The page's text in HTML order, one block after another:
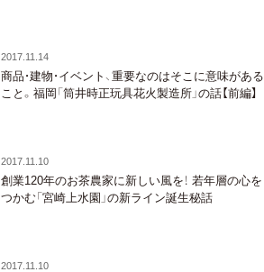
2017.11.14
商品・建物・イベント、重要なのはそこに意味がある
こと。福岡「筒井時正玩具花火製造所」の話【前編】
2017.11.10
創業120年のお茶農家に新しい風を！ 若年層の心を
つかむ「宮崎上水園」の新ライン誕生秘話
2017.11.10